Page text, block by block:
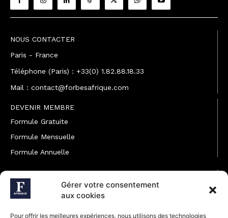
Gérer votre consentement
aux cookies
Pour offrir les meilleures expériences, nous utilisons des technologies
NOUS CONTACTER
Paris - France
Téléphone (Paris) : +33(0) 1.82.88.18.33
Mail : contact@forbesafrique.com
DEVENIR MEMBRE
Formule Gratuite
Formule Mensuelle
Formule Annuelle
JOINDRE L'ÉQUIPE
Rédaction